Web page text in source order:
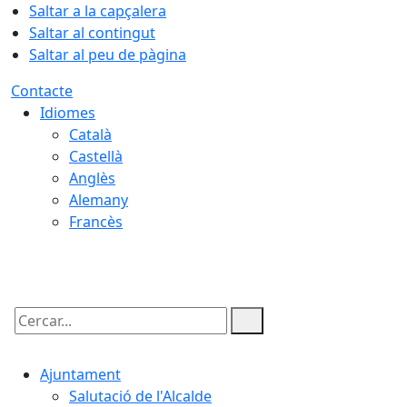
Saltar a la capçalera
Saltar al contingut
Saltar al peu de pàgina
Contacte
Idiomes
Català
Castellà
Anglès
Alemany
Francès
Cercar:
Ajuntament
Salutació de l'Alcalde